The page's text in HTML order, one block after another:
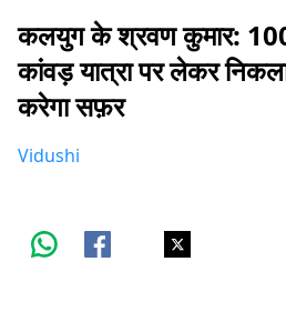
कलयुग के श्रवण कुमार:
कांवड़ यात्रा पर लेकर
करेगा सफ़र
Vidushi